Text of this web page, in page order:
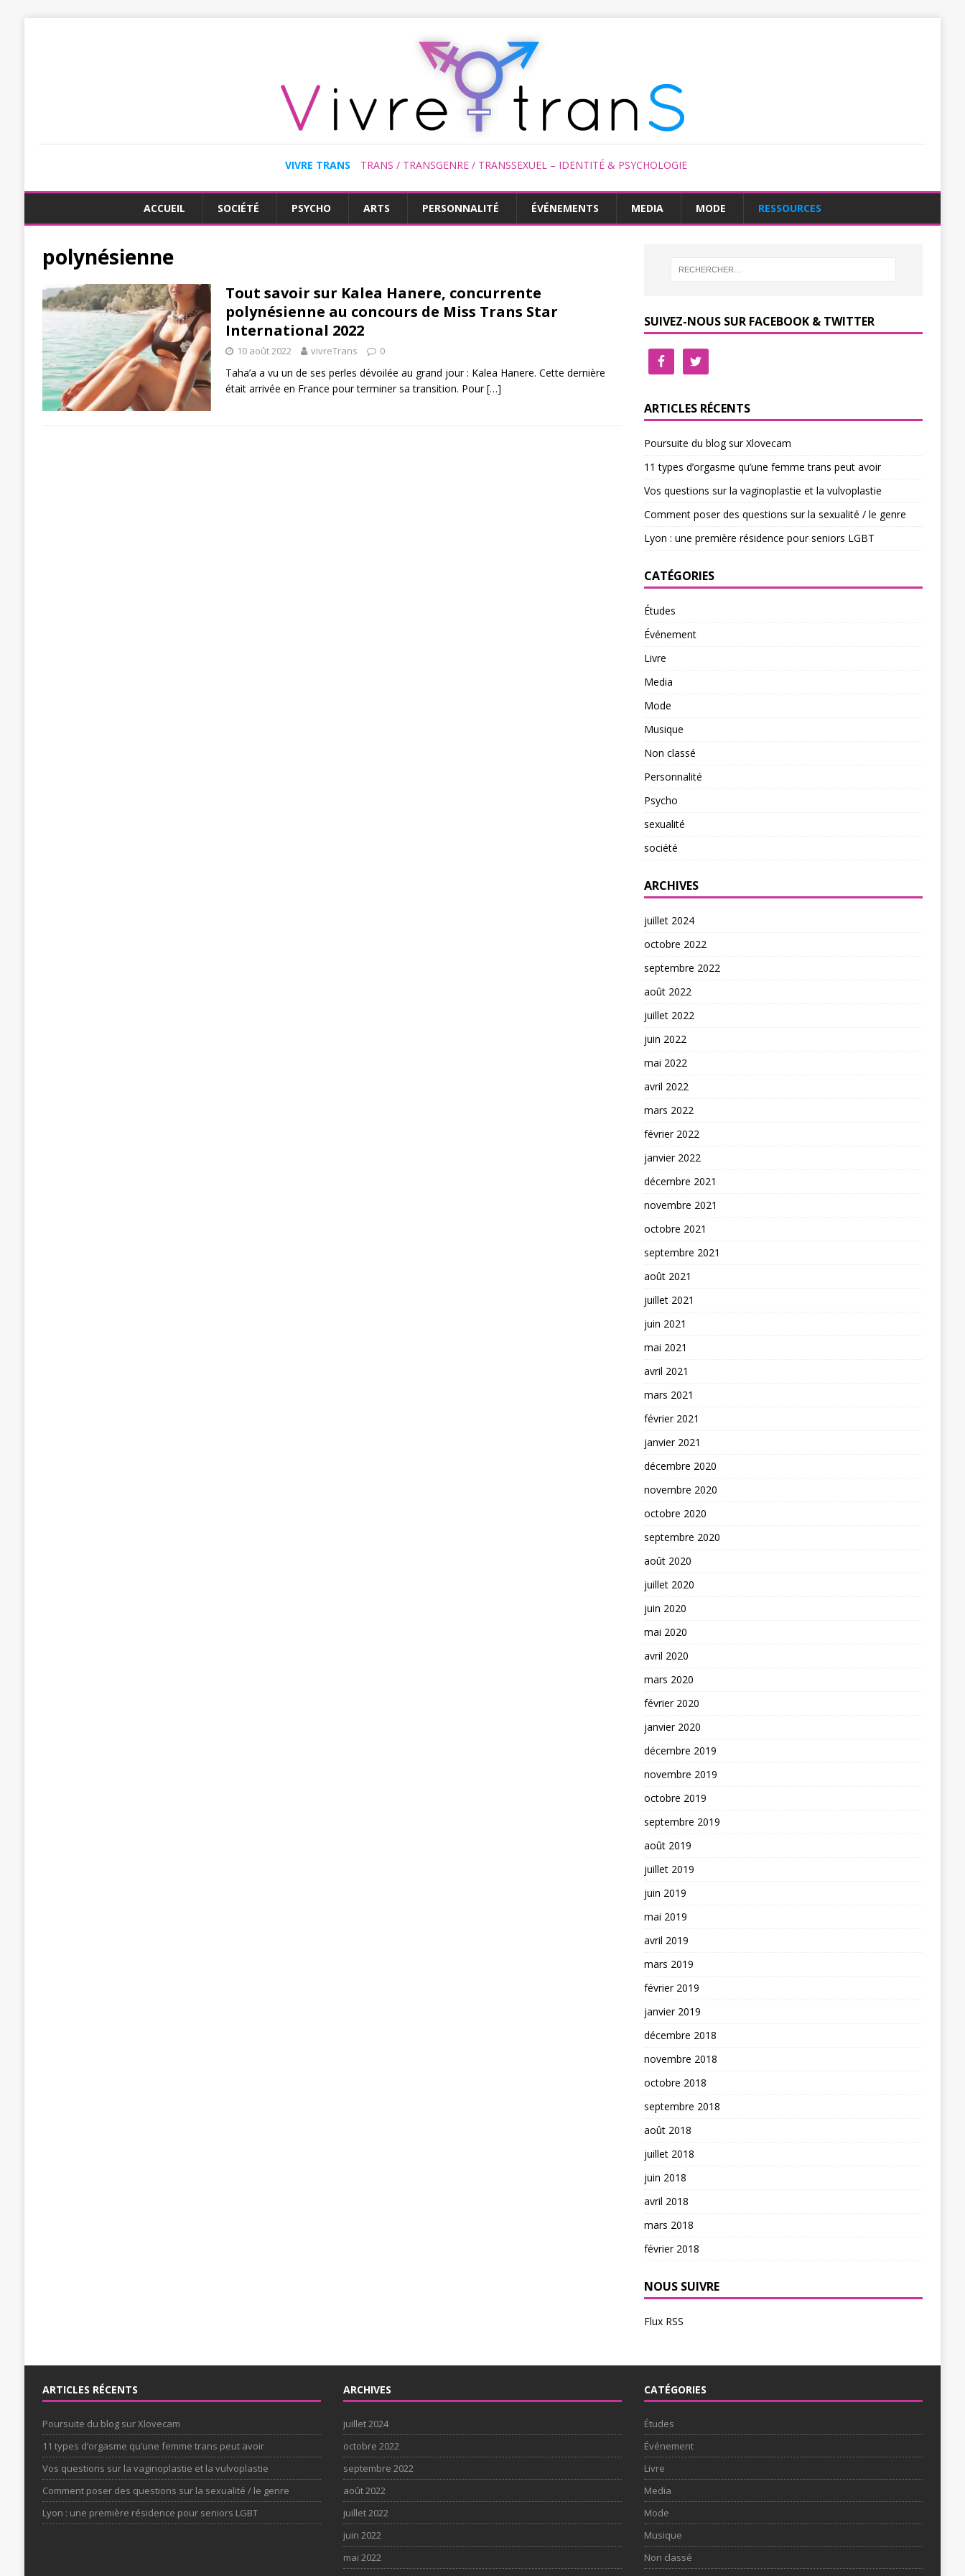
VIVRE TRANS TRANS / TRANSGENRE / TRANSSEXUEL – IDENTITÉ & PSYCHOLOGIE
ACCUEIL SOCIÉTÉ PSYCHO ARTS PERSONNALITÉ ÉVÉNEMENTS MEDIA MODE RESSOURCES
polynésienne
Tout savoir sur Kalea Hanere, concurrente
polynésienne au concours de Miss Trans Star
International 2022
10 août 2022 vivreTrans 0
Taha’a a vu un de ses perles dévoilée au grand jour : Kalea Hanere. Cette dernière
était arrivée en France pour terminer sa transition. Pour[…]
SUIVEZ-NOUS SUR FACEBOOK & TWITTER
ARTICLES RÉCENTS
Poursuite du blog sur Xlovecam
11 types d’orgasme qu’une femme trans peut avoir
Vos questions sur la vaginoplastie et la vulvoplastie
Comment poser des questions sur la sexualité / le genre
Lyon : une première résidence pour seniors LGBT
CATÉGORIES
Études
Événement
Livre
Media
Mode
Musique
Non classé
Personnalité
Psycho
sexualité
société
ARCHIVES
juillet 2024
octobre 2022
septembre 2022
août 2022
juillet 2022
juin 2022
mai 2022
avril 2022
mars 2022
février 2022
janvier 2022
décembre 2021
novembre 2021
octobre 2021
septembre 2021
août 2021
juillet 2021
juin 2021
mai 2021
avril 2021
mars 2021
février 2021
janvier 2021
décembre 2020
novembre 2020
octobre 2020
septembre 2020
août 2020
juillet 2020
juin 2020
mai 2020
avril 2020
mars 2020
février 2020
janvier 2020
décembre 2019
novembre 2019
octobre 2019
septembre 2019
août 2019
juillet 2019
juin 2019
mai 2019
avril 2019
mars 2019
février 2019
janvier 2019
décembre 2018
novembre 2018
octobre 2018
septembre 2018
août 2018
juillet 2018
juin 2018
avril 2018
mars 2018
février 2018
NOUS SUIVRE
Flux RSS
ARTICLES RÉCENTS
Poursuite du blog sur Xlovecam
11 types d’orgasme qu’une femme trans peut avoir
Vos questions sur la vaginoplastie et la vulvoplastie
Comment poser des questions sur la sexualité / le genre
Lyon : une première résidence pour seniors LGBT
ARCHIVES
juillet 2024
octobre 2022
septembre 2022
août 2022
juillet 2022
juin 2022
mai 2022
CATÉGORIES
Études
Événement
Livre
Media
Mode
Musique
Non classé